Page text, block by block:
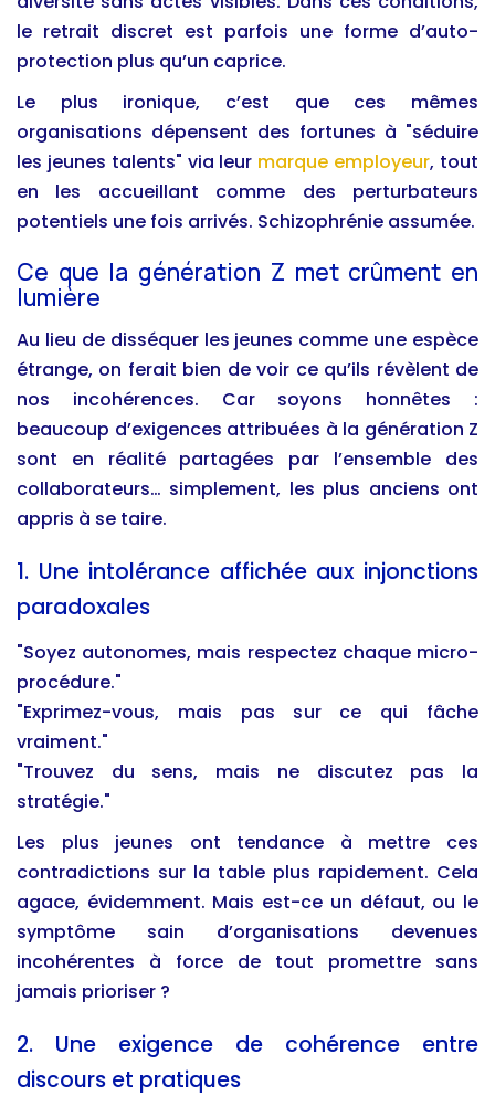
le retrait discret est parfois une forme d’auto-
protection plus qu’un caprice.
Le plus ironique, c’est que ces mêmes
organisations dépensent des fortunes à "séduire
les jeunes talents" via leur marque employeur, tout
en les accueillant comme des perturbateurs
potentiels une fois arrivés. Schizophrénie assumée.
Ce que la génération Z met crûment en
lumière
Au lieu de disséquer les jeunes comme une espèce
étrange, on ferait bien de voir ce qu’ils révèlent de
nos incohérences. Car soyons honnêtes :
beaucoup d’exigences attribuées à la génération Z
sont en réalité partagées par l’ensemble des
collaborateurs… simplement, les plus anciens ont
appris à se taire.
1. Une intolérance affichée aux injonctions
paradoxales
"Soyez autonomes, mais respectez chaque micro-
procédure."
"Exprimez-vous, mais pas sur ce qui fâche
vraiment."
"Trouvez du sens, mais ne discutez pas la
stratégie."
Les plus jeunes ont tendance à mettre ces
contradictions sur la table plus rapidement. Cela
agace, évidemment. Mais est-ce un défaut, ou le
symptôme sain d’organisations devenues
incohérentes à force de tout promettre sans
jamais prioriser ?
2. Une exigence de cohérence entre
discours et pratiques